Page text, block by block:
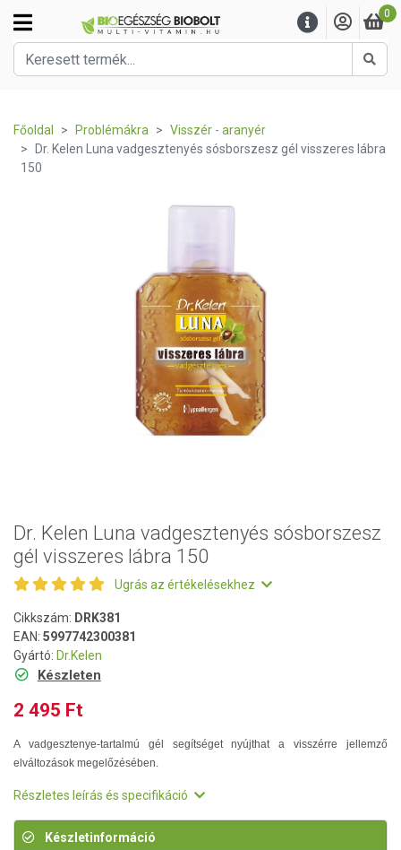
0
Főoldal Problémákra
Visszér - aranyér
Dr. Kelen Luna vadgesztenyés sósborszesz gél visszeres lábra
150
Dr. Kelen Luna vadgesztenyés sósborszesz
gél visszeres lábra 150
Ugrás az értékelésekhez
Cikkszám: DRK381
EAN: 5997742300381
Gyártó: Dr.Kelen
Készleten
2 495 Ft
A vadgesztenye-tartalmú gél segítséget nyújthat a visszérre jellemző
elváltozások megelőzésében.
Részletes leírás és specifikáció
Készletinformáció